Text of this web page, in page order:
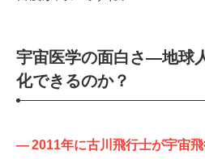
宇宙医学の面白さ—地球
化できるのか？
—2011年に古川飛行士が宇宙